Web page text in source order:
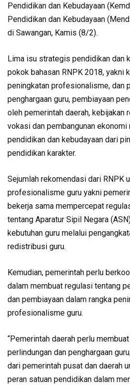
Pendidikan dan Kebudayaan
Pendidikan dan Kebudayaan
di Sawangan, Kamis (8/2).
Lima isu strategis pendidikan dan
pokok bahasan RNPK 2018, yakni
peningkatan profesionalisme, dan
penghargaan guru, pembiayaan
oleh pemerintah daerah, kebijakan
vokasi dan pembangunan ekonomi
pendidikan dan kebudayaan dari
pendidikan karakter.
Sejumlah rekomendasi dari RNPK
profesionalisme guru yakni
bekerja sama mempercepat
tentang Aparatur Sipil Negara
kebutuhan guru melalui
redistribusi guru.
Kemudian, pemerintah perlu
dalam membuat regulasi tentang
dan pembiayaan dalam rangka
profesionalisme guru.
“Pemerintah daerah perlu
perlindungan dan penghargaan
dari pemerintah pusat dan daerah
peran satuan pendidikan dalam